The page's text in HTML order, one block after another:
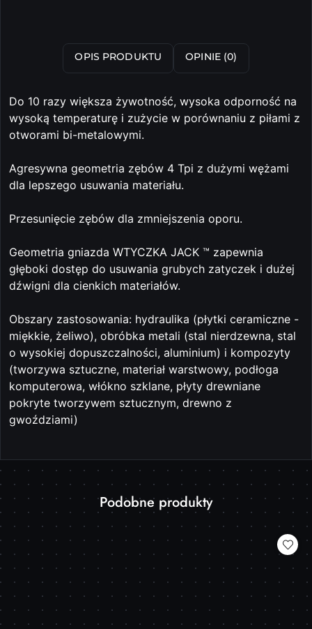
OPIS PRODUKTU OPINIE (0)
Do 10 razy większa żywotność, wysoka odporność na
wysoką temperaturę i zużycie w porównaniu z piłami z
otworami bi-metalowymi.
Agresywna geometria zębów 4 Tpi z dużymi wężami
dla lepszego usuwania materiału.
Przesunięcie zębów dla zmniejszenia oporu.
Geometria gniazda WTYCZKA JACK ™ zapewnia
głęboki dostęp do usuwania grubych zatyczek i dużej
dźwigni dla cienkich materiałów.
Obszary zastosowania: hydraulika (płytki ceramiczne -
miękkie, żeliwo), obróbka metali (stal nierdzewna, stal
o wysokiej dopuszczalności, aluminium) i kompozyty
(tworzywa sztuczne, materiał warstwowy, podłoga
komputerowa, włókno szklane, płyty drewniane
pokryte tworzywem sztucznym, drewno z
gwoździami)
Pomiń karuzelę produktów
Produkty
statusie:
Podobne produkty